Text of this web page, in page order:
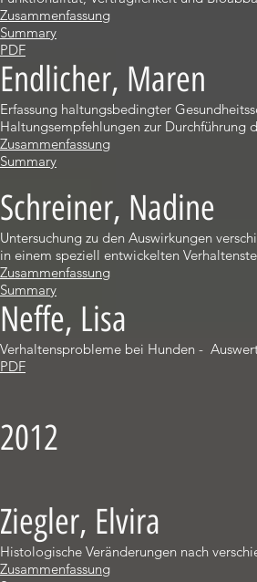
Zusammenfassung
Summary
PDF
Endlicher, Maren
Erfassung haltungsbedingter
Haltungsempfehlungen zur Durchführung
Zusammenfassung
Summary
Schreiner, Nadine
Untersuchung zu den Auswirkungen
in einem speziell entwickelten
Zusammenfassung
Summary
Neffe, Lisa
Verhaltensprobleme bei Hunden -
PDF
2012
Ziegler, Elvira
Histologische Veränderungen nach
Zusammenfassung